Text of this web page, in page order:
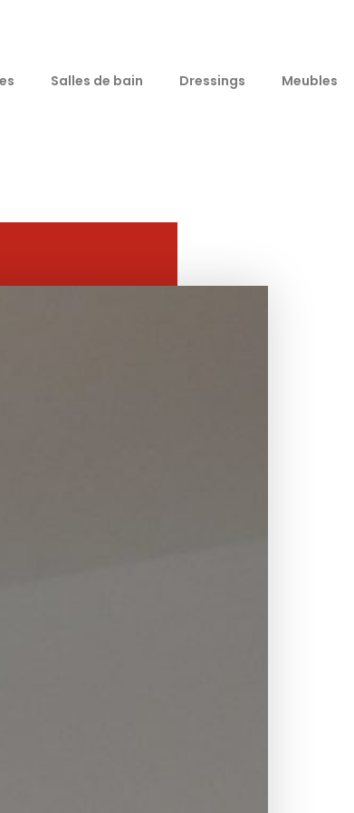
Salles de bain Dressings Meubles